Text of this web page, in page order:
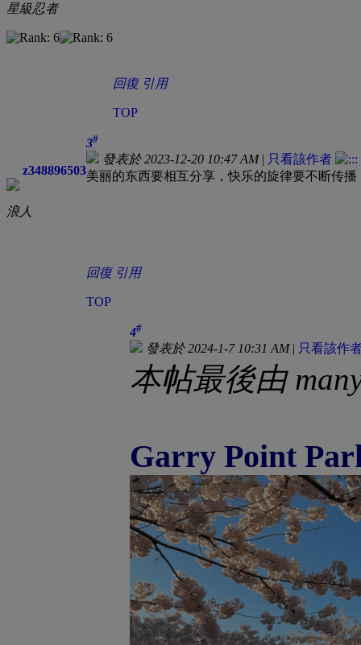
星級忍者
回復 引用
TOP
z348896503
浪人
3#
發表於 2023-12-20 10:47 AM| 只看該作者
美丽的东西要相互分享，快乐的旋律要不断传播
回復 引用
TOP
4#
發表於 2024-1-7 10:31 AM| 只看該作
本帖最後由
Garry Point